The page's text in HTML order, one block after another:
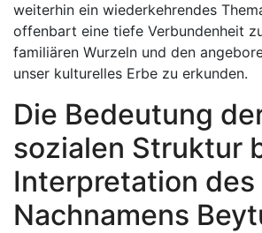
weiterhin ein wiederkehrendes
offenbart eine tiefe Verbundenheit
familiären Wurzeln und den
unser kulturelles Erbe zu erkunden.
Die Bedeutung
sozialen Struktur
Interpretation des
Nachnamens